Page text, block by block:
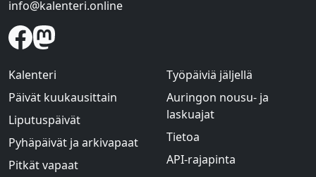
info@kalenteri.online
Kalenteri
Päivät kuukausittain
Liputuspäivät
Pyhäpäivät ja arkivapaat
Pitkät vapaat
Työpäiviä jäljellä
Auringon nousu- ja
laskuajat
Tietoa
API-rajapinta